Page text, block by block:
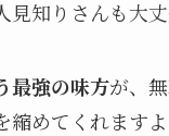
知りさんも大丈
最強の味方が、
縮めてくれますよ